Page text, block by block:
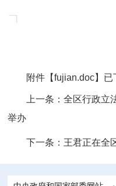
附件【fujian.doc】已
上一条：全区行政立
举办
下一条： 王君正在全